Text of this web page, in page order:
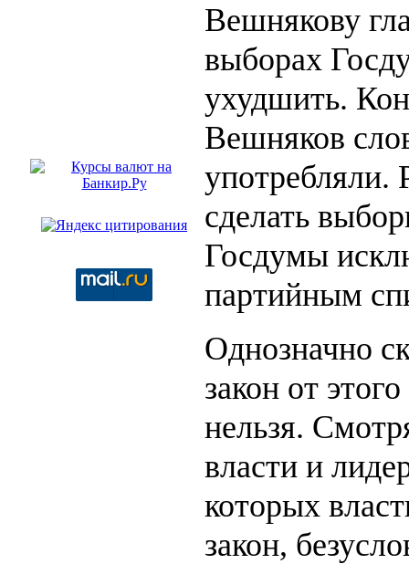
Вешнякову
выборах
ухудшить.
Вешняков
употребляли.
сделать
Госдумы
партийным
Однозначно
закон от
нельзя.
власти и
которых
закон,